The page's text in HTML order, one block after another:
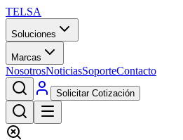
TELSA
Soluciones
Marcas
NosotrosNoticiasSoporteContacto
Solicitar Cotización